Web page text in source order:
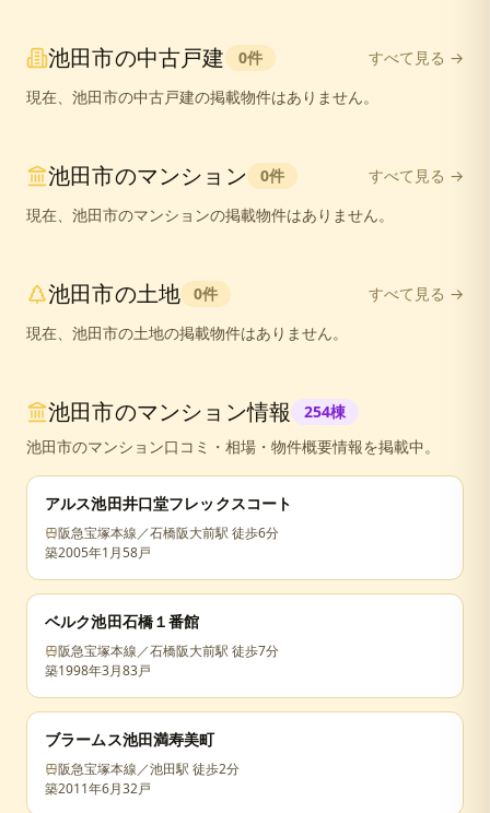
池田市の中古戸建 0件
すべて見る →
現在、 池田市の中古戸建の掲載物件はありません。
池田市のマンション 0件
すべて見る →
現在、 池田市のマンションの掲載物件はありません。
池田市の土地 0件
すべて見る →
現在、 池田市の土地の掲載物件はありません。
池田市のマンション情報 254棟
池田市のマンション口コミ・相場・物件概要情報を掲載中。
アルス池田井口堂フレックスコート
阪急宝塚本線／石橋阪大前駅 徒歩6分
築2005年1月58戸
ベルク池田石橋１番館
阪急宝塚本線／石橋阪大前駅 徒歩7分
築1998年3月83戸
ブラームス池田満寿美町
阪急宝塚本線／池田駅 徒歩2分
築2011年6月32戸